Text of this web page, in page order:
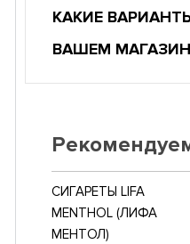
КАКИЕ
ВАШЕМ
СИГАРЕТЫ LIFA
MENTHOL (ЛИФА
МЕНТОЛ)